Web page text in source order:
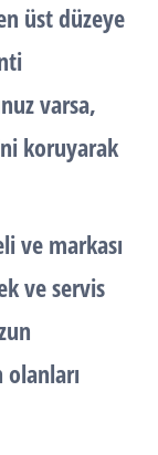
üst düzeye
varsa,
koruyarak
ve markası
ve servis